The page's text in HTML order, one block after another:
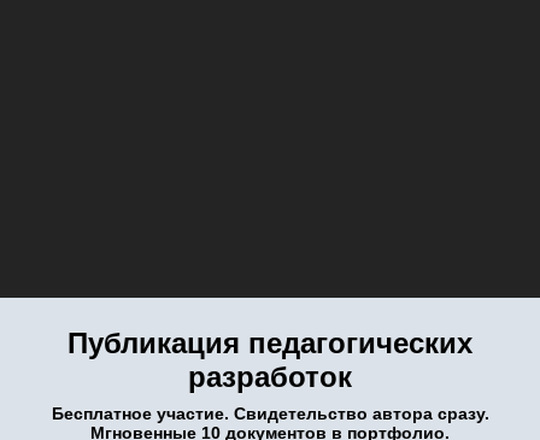
Публикация педагогических
разработок
Бесплатное участие. Свидетельство автора сразу.
Мгновенные 10 документов в портфолио.